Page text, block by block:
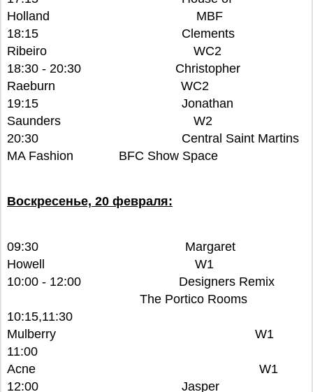
Holland MBF
18:15 Clements
Ribeiro WC2
18:30 - 20:30 Christopher
Raeburn WC2
19:15 Jonathan
Saunders W2
20:30 Central Saint Martins
MA Fashion BFC Show Space
Воскресенье, 20 февраля:
09:30 Margaret
Howell W1
10:00 - 12:00 Designers Remix
The Portico Rooms
10:15,11:30
Mulberry W1
11:00
Acne W1
12:00 Jasper